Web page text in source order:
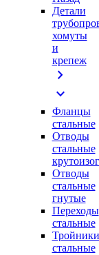
Детали
хомуты
и
крепеж
chevron_right
expand_more
Фланцы
стальные
Отводы
стальные
Отводы
стальные
гнутые
Переходы
стальные
Тройники
стальные